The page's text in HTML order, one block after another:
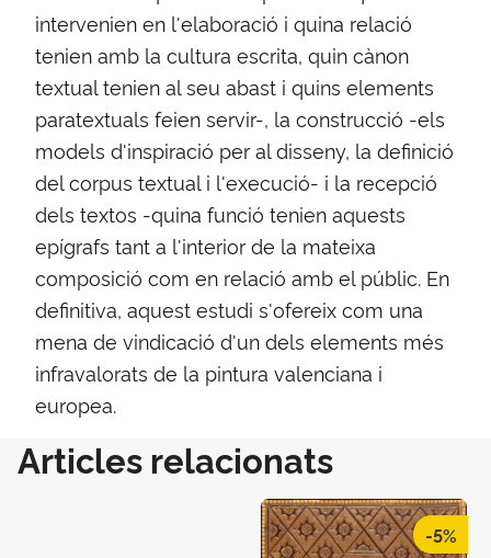
intervenien en l'elaboració i quina relació
tenien amb la cultura escrita, quin cànon
textual tenien al seu abast i quins elements
paratextuals feien servir-, la construcció -els
models d'inspiració per al disseny, la definició
del corpus textual i l'execució- i la recepció
dels textos -quina funció tenien aquests
epígrafs tant a l'interior de la mateixa
composició com en relació amb el públic. En
definitiva, aquest estudi s'ofereix com una
mena de vindicació d'un dels elements més
infravalorats de la pintura valenciana i
europea.
Articles relacionats
-5%